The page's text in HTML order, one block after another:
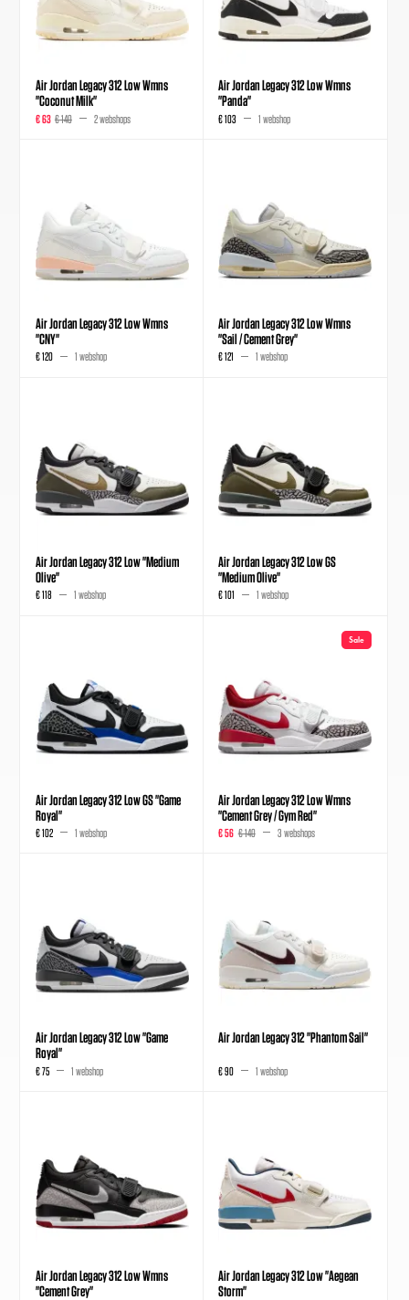
Air Jordan Legacy 312 Low Wmns
"Coconut Milk"
€ 63 € 140 2 webshops
Air Jordan Legacy 312 Low Wmns
"Panda"
€ 103 1 webshop
Air Jordan Legacy 312 Low Wmns
"CNY"
€ 120 1 webshop
Air Jordan Legacy 312 Low Wmns
"Sail / Cement Grey"
€ 121 1 webshop
Air Jordan Legacy 312 Low "Medium
Olive"
€ 118 1 webshop
Air Jordan Legacy 312 Low GS
"Medium Olive"
€ 101 1 webshop
Air Jordan Legacy 312 Low GS "Game
Royal"
€ 102 1 webshop
Sale
Air Jordan Legacy 312 Low Wmns
"Cement Grey / Gym Red"
€ 56 € 140 3 webshops
Air Jordan Legacy 312 Low "Game
Royal"
€ 75 1 webshop
Air Jordan Legacy 312 "Phantom Sail"
€ 90 1 webshop
Air Jordan Legacy 312 Low Wmns
"Cement Grey"
Air Jordan Legacy 312 Low "Aegean
Storm"